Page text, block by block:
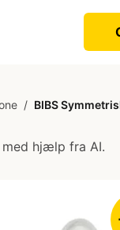
/ BIBS
hjælp fra AI.